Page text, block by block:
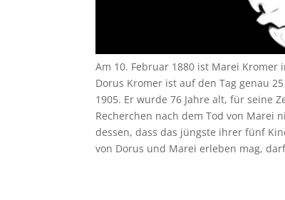
Am 10. Februar 1880 ist Marei Kromer
Dorus Kromer ist auf den Tag genau
1905. Er wurde 76 Jahre alt, für seine
Recherchen nach dem Tod von Marei
dessen, dass das jüngste ihrer fünf
von Dorus und Marei erleben mag,